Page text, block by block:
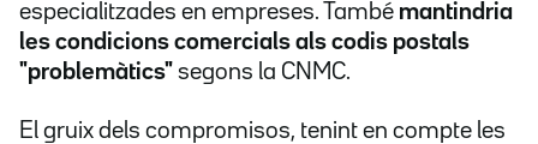
especialitzades en empreses. També mantindria
les condicions comercials als codis postals
"problemàtics" segons la CNMC.
El gruix dels compromisos, tenint en compte les